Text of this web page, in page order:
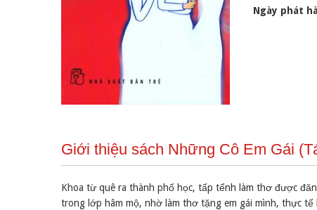
Ngày phát
Giới thiệu sách Những Cô Em Gái
Khoa từ quê ra thành phố học, tấp tểnh làm thơ được
trong lớp hâm mộ, nhờ làm thơ tặng em gái mình, thực